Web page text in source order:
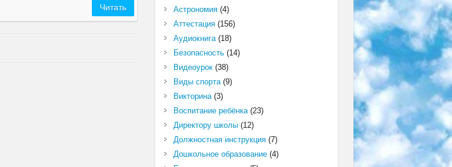
Читать
Астрономия(4)
Аттестация(156)
Аудиокнига(18)
Безопасность(14)
Видеоурок(38)
Виды спорта(9)
Викторина(3)
Воспитание ребёнка(23)
Директору школы(12)
Должностная инструкция(7)
Дошкольное образование(4)